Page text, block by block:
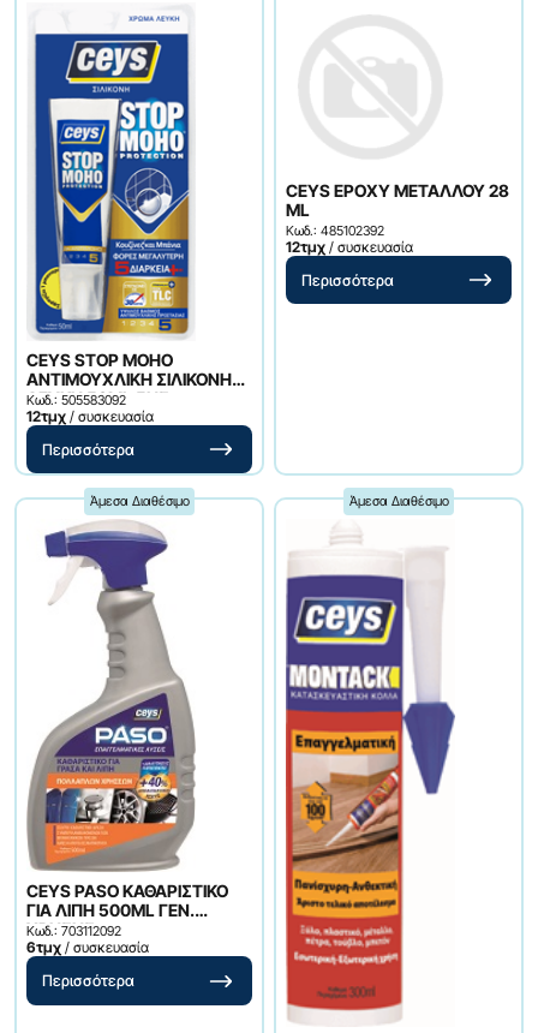
CEYS STOP MOHO
ΑΝΤΙΜΟΥΧΛΙΚΗ ΣΙΛΙΚΟΝΗ
ΛΕΥΚΗ 50ML 5ΗΣ
ΔΙΑΡΚΕΙΑΣ
Κωδ.: 505583092
12τμχ / συσκευασία
Περισσότερα
CEYS EPOXY ΜΕΤΑΛΛΟΥ 28
ML
Κωδ.: 485102392
12τμχ / συσκευασία
Περισσότερα
Άμεσα Διαθέσιμο
CEYS PASO ΚΑΘΑΡΙΣΤΙΚΟ
ΓΙΑ ΛΙΠΗ 500ML ΓΕΝ.
ΧΡΗΣΗΣ
Κωδ.: 703112092
6τμχ / συσκευασία
Περισσότερα
Άμεσα Διαθέσιμο